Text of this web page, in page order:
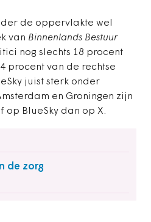
de oppervlakte wel
van Binnenlands Bestuur
nog slechts 18 procent
procent van de rechtse
juist sterk onder
en Groningen zijn
BlueSky dan op X.
de zorg